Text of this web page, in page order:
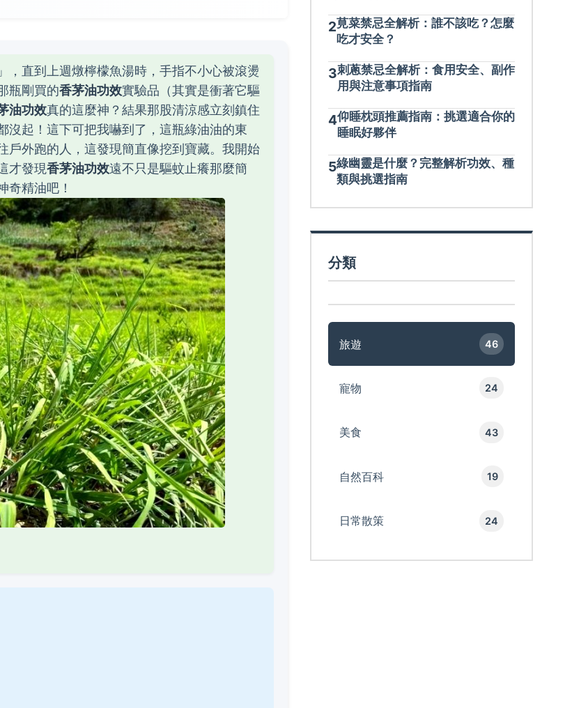
，直到上週燉檸檬魚湯時，手指不小心被滾燙
瓶剛買的香茅油功效實驗品（其實是衝著它驅
油功效真的這麼神？結果那股清涼感立刻鎮住
沒起！這下可把我嚇到了，這瓶綠油油的東
戶外跑的人，這發現簡直像挖到寶藏。我開始
才發現香茅油功效遠不只是驅蚊止癢那麼簡
奇精油吧！
2莧菜禁忌全解析：誰不該吃？怎麼
吃才安全？
3刺蔥禁忌全解析：食用安全、副作
用與注意事項指南
4仰睡枕頭推薦指南：挑選適合你的
睡眠好夥伴
5綠幽靈是什麼？完整解析功效、種
類與挑選指南
分類
旅遊 46
寵物 24
美食 43
自然百科 19
日常散策 24